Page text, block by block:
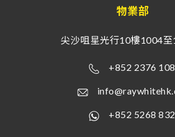
物業部
尖沙咀星光行10樓1004至
+852 2376
+852 5268